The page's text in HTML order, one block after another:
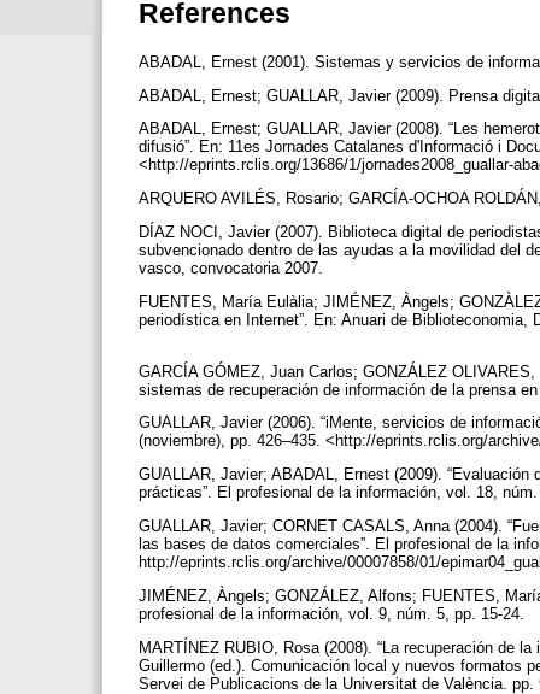
References
ABADAL, Ernest (2001). Sistemas y servicios de
ABADAL, Ernest; GUALLAR, Javier (2009). Prensa
ABADAL, Ernest; GUALLAR, Javier (2008). “Les
difusió”. En: 11es Jornades Catalanes d'Informació i
<http://eprints.rclis.org/13686/1/jornades2008_guallar-
ARQUERO AVILÉS, Rosario; GARCÍA-OCHOA
DÍAZ NOCI, Javier (2007). Biblioteca digital de
subvencionado dentro de las ayudas a la movilidad del
vasco, convocatoria 2007.
FUENTES, María Eulàlia; JIMÉNEZ, Àngels;
periodística en Internet”. En: Anuari de
GARCÍA GÓMEZ, Juan Carlos; GONZÁLEZ
sistemas de recuperación de información de la prensa
GUALLAR, Javier (2006). “iMente, servicios de
(noviembre), pp. 426–435. <http://eprints.rclis.org/
GUALLAR, Javier; ABADAL, Ernest (2009).
prácticas”. El profesional de la información, vol. 18,
GUALLAR, Javier; CORNET CASALS, Anna (2004).
las bases de datos comerciales”. El profesional de la
http://eprints.rclis.org/archive/00007858/01/
JIMÉNEZ, Àngels; GONZÁLEZ, Alfons; FUENTES,
profesional de la información, vol. 9, núm. 5, pp. 15-24.
MARTÍNEZ RUBIO, Rosa (2008). “La recuperación de
Guillermo (ed.). Comunicación local y nuevos formatos
Servei de Publicacions de la Universitat de València.